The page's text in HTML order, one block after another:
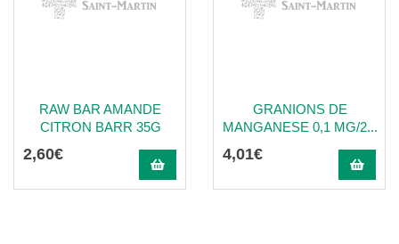
RAW BAR AMANDE
CITRON BARR 35G
2,60€
GRANIONS DE
MANGANESE 0,1 MG/2...
4,01€